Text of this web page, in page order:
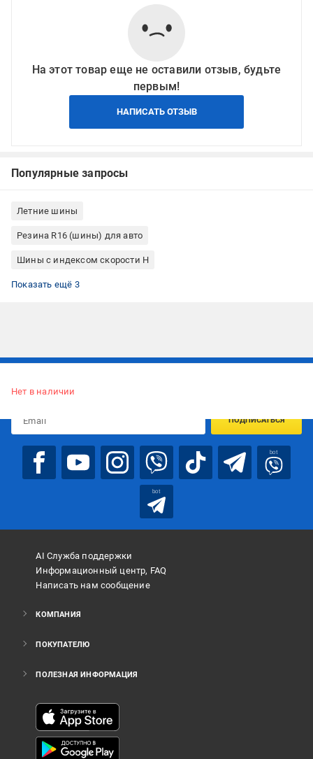
На этот товар еще не оставили отзыв, будьте
первым!
НАПИСАТЬ ОТЗЫВ
Популярные запросы
Летние шины
Резина R16 (шины) для авто
Шины с индексом скорости H
Нешипованая резина (шины)
Летняя резина R16
Квадрошины
Показать ещё 3
Нет в наличии
ПОДПИСАТЬСЯ
bot
bot
AI Служба поддержки
Информационный центр, FAQ
Написать нам сообщение
КОМПАНИЯ
ПОКУПАТЕЛЮ
ПОЛЕЗНАЯ ИНФОРМАЦИЯ